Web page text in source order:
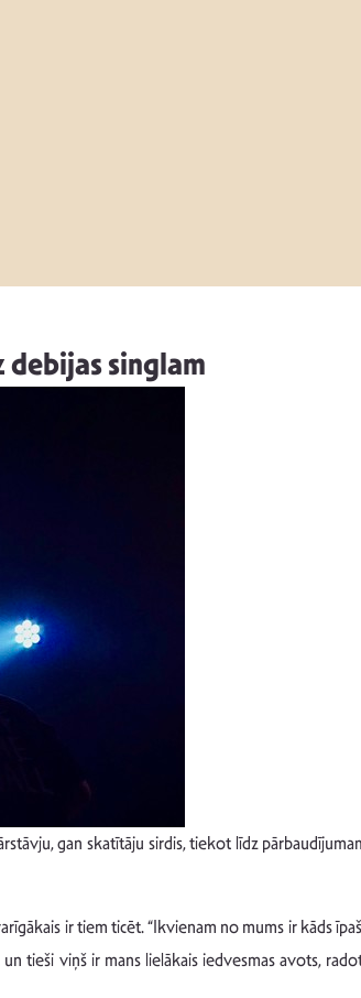
singlam
gan skatītāju sirdis, tiekot līdz
ir tiem ticēt. “Ikvienam no mums ir kāds
tieši viņš ir mans lielākais iedvesmas avots,